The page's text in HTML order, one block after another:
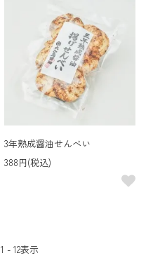
3年熟成醤油せんべい
388円(税込)
1 - 12表示